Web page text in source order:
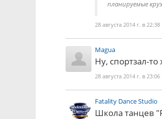
планируемые
28 августа 2014 г. в 22:38
Magua
Ну, спортзал-
28 августа 2014 г. в 23:06
Fatality Dance Studio
Школа танцев